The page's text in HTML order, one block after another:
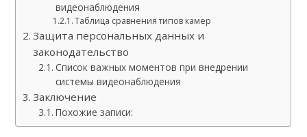
видеонаблюдения
Таблица сравнения типов камер
Защита персональных данных и
законодательство
Список важных моментов при внедрении
системы видеонаблюдения
Заключение
Похожие записи: